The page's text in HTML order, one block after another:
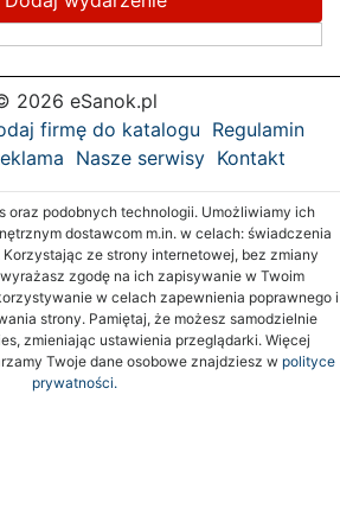
2026 eSanok.pl
firmę do katalogu Regulamin
Nasze serwisy Kontakt
oraz podobnych technologii. Umożliwiamy ich
dostawcom m.in. w celach: świadczenia
Korzystając ze strony internetowej, bez zmiany
zgodę na ich zapisywanie w Twoim
w celach zapewnienia poprawnego i
strony. Pamiętaj, że możesz samodzielnie
zmieniając ustawienia przeglądarki. Więcej
Twoje dane osobowe znajdziesz w polityce
prywatności.